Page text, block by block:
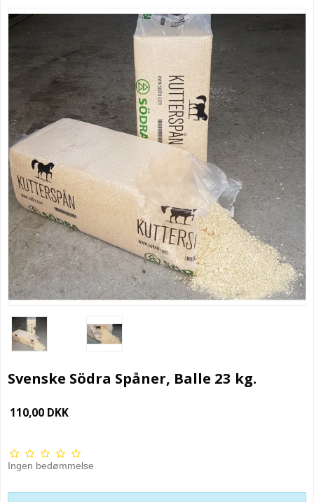
Svenske Södra Spåner, Balle 23 kg.
110,00 DKK
Ingen bedømmelse